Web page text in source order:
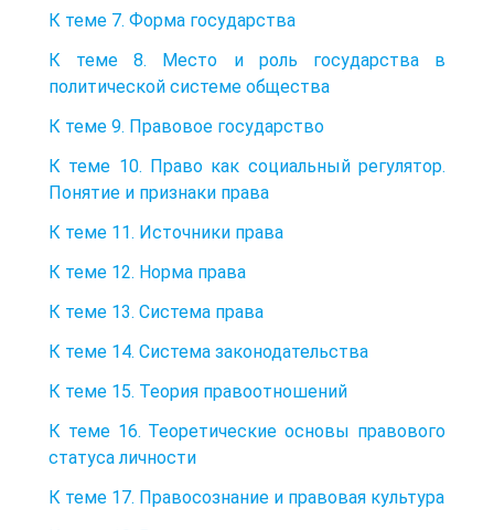
К теме 7. Форма государства
К теме 8. Место и роль государства в
политической системе общества
К теме 9. Правовое государство
К теме 10. Право как социальный регулятор.
Понятие и признаки права
К теме 11. Источники права
К теме 12. Норма права
К теме 13. Система права
К теме 14. Система законодательства
К теме 15. Теория правоотношений
К теме 16. Теоретические основы правового
статуса личности
К теме 17. Правосознание и правовая культура